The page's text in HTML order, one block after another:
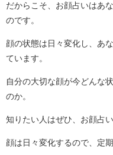
だからこそ、お顔占いはあ
のです。
顔の状態は日々変化し、あ
ています。
自分の大切な顔が今どんな
のか。
知りたい人はぜひ、お顔占
顔は日々変化するので、定